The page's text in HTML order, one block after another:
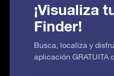
¡Visualiza
Finder!
Busca, localiza y
aplicación GRATUITA